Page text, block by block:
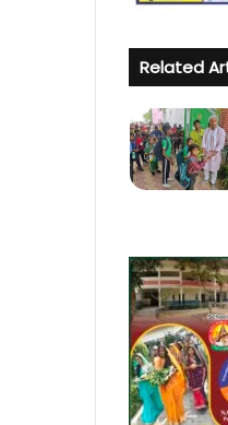
Related